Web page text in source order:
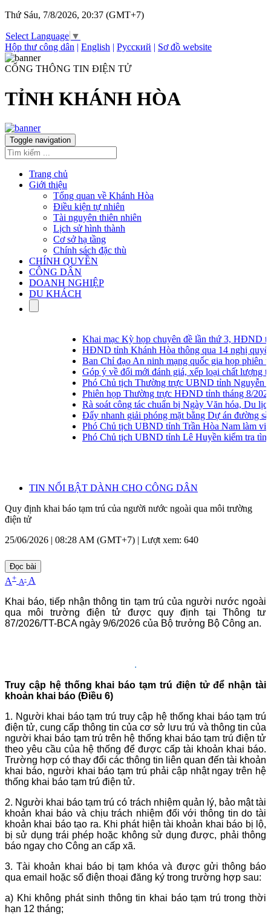
Thứ Sáu, 7/8/2026, 20:37 (GMT+7)
Select Language ▼
Hộp thư công dân | English | Русский | Sơ đồ website
CỔNG THÔNG TIN ĐIỆN TỬ
TỈNH KHÁNH HÒA
Toggle navigation
Trang chủ
Giới thiệu
Tổng quan về Khánh Hòa
Điều kiện tự nhiên
Tài nguyên thiên nhiên
Lịch sử hình thành
Cơ sở hạ tầng
Chính sách đặc thù
CHÍNH QUYỀN
CÔNG DÂN
DOANH NGHIỆP
DU KHÁCH
Khai mạc Kỳ họp chuyên đề lần thứ 3, HĐND
HĐND tỉnh Khánh Hòa thông qua 14 nghị quyết
Ban Chỉ đạo An ninh mạng quốc gia họp phiên
Góp ý về đổi mới đánh giá, xếp loại chất lượng
Phó Chủ tịch Thường trực UBND tỉnh Nguyễn
Phiên họp Thường trực HĐND tỉnh tháng 8/2026
Rà soát công tác chuẩn bị Ngày Văn hóa, Du
Đẩy nhanh giải phóng mặt bằng Dự án đường
Phó Chủ tịch UBND tỉnh Trần Hòa Nam làm
Phó Chủ tịch UBND tỉnh Lê Huyền kiểm tra
TIN NỔI BẬT DÀNH CHO CÔNG DÂN
Quy định khai báo tạm trú của người nước ngoài qua môi trường
điện tử
25/06/2026 | 08:28 AM (GMT+7) | Lượt xem: 640
Đọc bài
A+ A- A
Khai báo, tiếp nhận thông tin tạm trú của người nước ngoài
qua môi trường điện tử được quy định tại Thông tư
87/2026/TT-BCA ngày 9/6/2026 của Bộ trưởng Bộ Công an.
.
Truy cập hệ thống khai báo tạm trú điện tử để nhận tài
khoản khai báo (Điều 6)
1. Người khai báo tạm trú truy cập hệ thống khai báo tạm trú
điện tử, cung cấp thông tin của cơ sở lưu trú và thông tin của
người khai báo tạm trú trên hệ thống khai báo tạm trú điện tử
theo yêu cầu của hệ thống để được cấp tài khoản khai báo.
Trường hợp có thay đổi các thông tin liên quan đến tài khoản
khai báo, người khai báo tạm trú phải cập nhật ngay trên hệ
thống khai báo tạm trú điện tử.
2. Người khai báo tạm trú có trách nhiệm quản lý, bảo mật tài
khoản khai báo và chịu trách nhiệm đối với thông tin do tài
khoản khai báo tạo ra. Khi phát hiện tài khoản khai báo bị lộ,
bị sử dụng trái phép hoặc không sử dụng được, phải thông
báo ngay cho Công an cấp xã.
3. Tài khoản khai báo bị tạm khóa và được gửi thông báo
qua email hoặc số điện thoại đăng ký trong trường hợp sau:
a) Khi không phát sinh thông tin khai báo tạm trú trong thời
hạn 12 tháng;